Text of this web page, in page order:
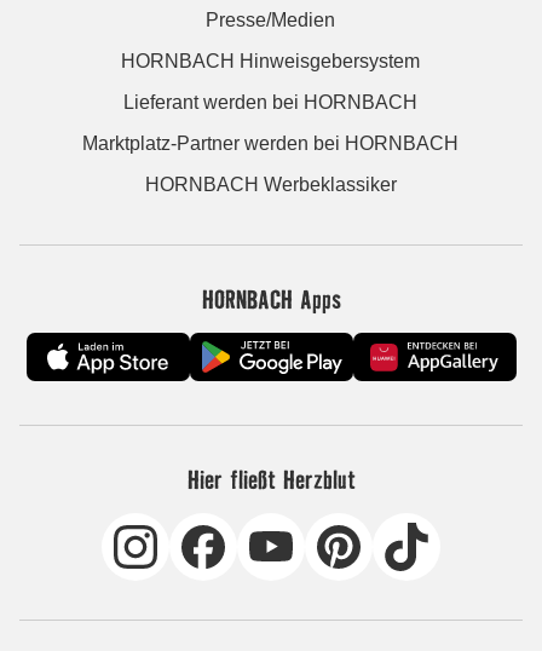
Presse/Medien
HORNBACH Hinweisgebersystem
Lieferant werden bei HORNBACH
Marktplatz-Partner werden bei HORNBACH
HORNBACH Werbeklassiker
HORNBACH Apps
Hier fließt Herzblut